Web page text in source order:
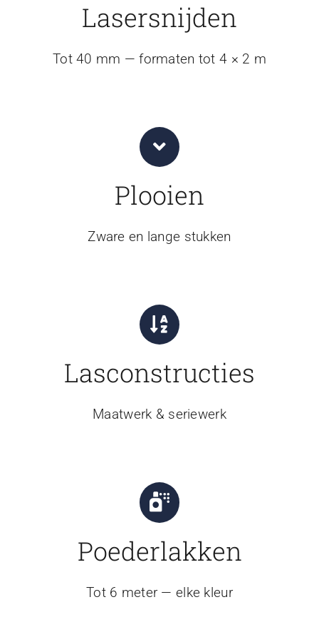
Lasersnijden
Tot 40 mm — formaten tot 4 × 2 m
Plooien
Zware en lange stukken
Lasconstructies
Maatwerk & seriewerk
Poederlakken
Tot 6 meter — elke kleur